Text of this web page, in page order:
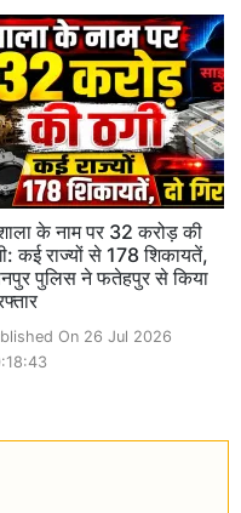
के नाम पर 32 करोड़ की
कई राज्यों से 178 शिकायतें,
पुलिस ने फतेहपुर से किया
On 26 Jul 2026